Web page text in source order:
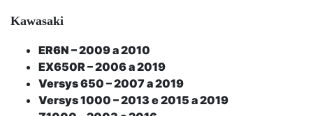
Kawasaki
ER6N – 2009 a 2010
EX650R – 2006 a 2019
Versys 650 – 2007 a 2019
Versys 1000 – 2013 e 2015 a 2019